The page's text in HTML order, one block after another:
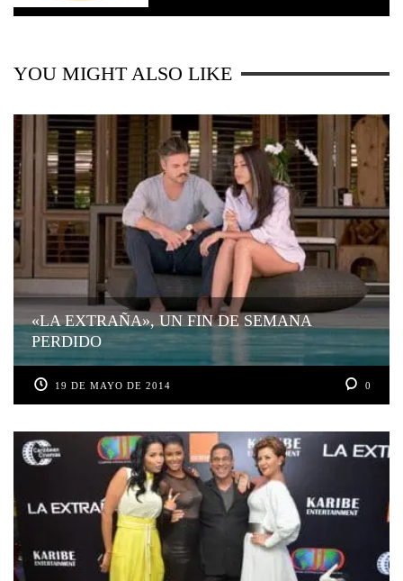
YOU MIGHT ALSO LIKE
«LA EXTRAÑA», UN FIN DE SEMANA
PERDIDO
19 DE MAYO DE 2014 0